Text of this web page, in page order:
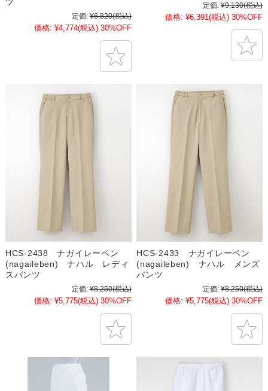
ツ
定価: ¥6,820(税込)
価格: ¥4,774(税込) 30%OFF
定価: ¥9,130(税込)
価格: ¥6,391(税込) 30%OFF
HCS-2438 ナガイレーベン
(nagaileben) ナハル レディ
スパンツ
定価: ¥8,250(税込)
価格: ¥5,775(税込) 30%OFF
HCS-2433 ナガイレーベン
(nagaileben) ナハル メンズ
パンツ
定価: ¥8,250(税込)
価格: ¥5,775(税込) 30%OFF